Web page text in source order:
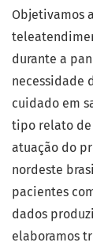
Objetivamos
durante a
necessidade
cuidado em
tipo relato
atuação do
nordeste
pacientes
dados
elaboramos